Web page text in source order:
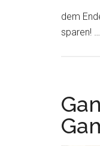
dem
sparen! …